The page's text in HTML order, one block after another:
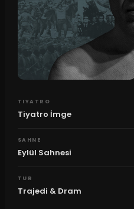
TIYATRO
Tiyatro İmge
SAHNE
Eylül Sahnesi
TUR
Trajedi & Dram